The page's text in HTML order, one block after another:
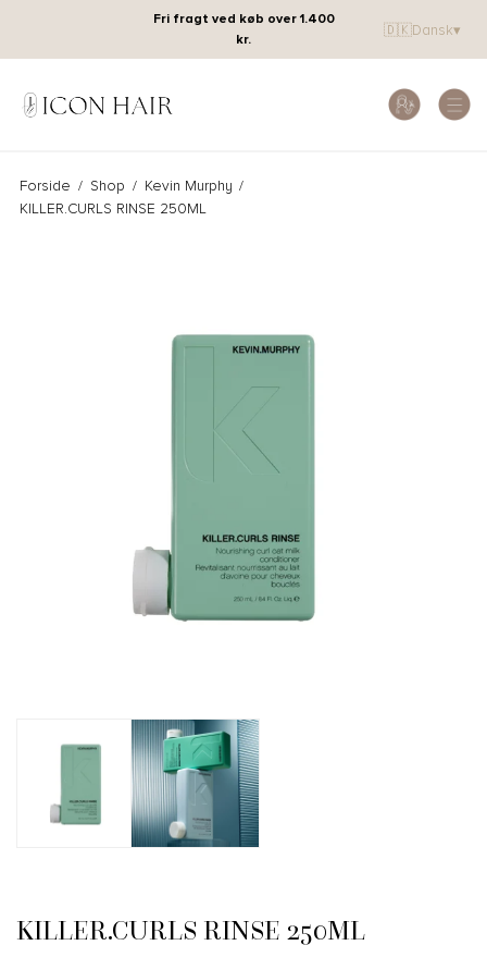
🇩🇰Dansk▾
Fri fragt ved køb over 1.400
kr.
Forside / Shop / Kevin Murphy /
KILLER.CURLS RINSE 250ML
KILLER.CURLS RINSE 250ML